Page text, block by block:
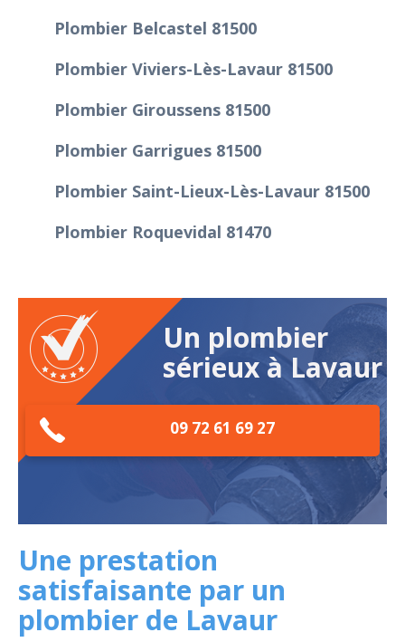
Plombier Belcastel 81500
Plombier Viviers-Lès-Lavaur 81500
Plombier Giroussens 81500
Plombier Garrigues 81500
Plombier Saint-Lieux-Lès-Lavaur 81500
Plombier Roquevidal 81470
Un plombier
sérieux à Lavaur
09 72 61 69 27
Une prestation
satisfaisante par un
plombier de Lavaur